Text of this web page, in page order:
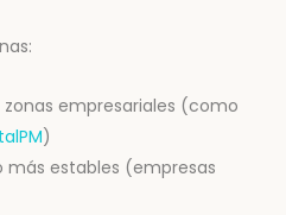
empresariales (como
)
más estables (empresas